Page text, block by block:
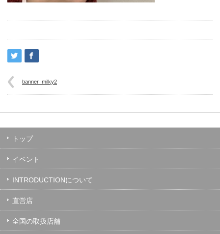
banner_milky2
トップ
イベント
INTRODUCTIONについて
直営店
全国の取扱店舗